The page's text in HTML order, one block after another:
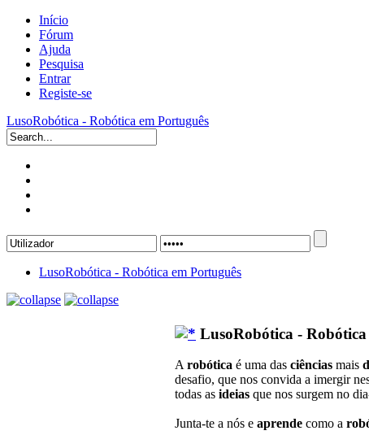
Início
Fórum
Ajuda
Pesquisa
Entrar
Registe-se
LusoRobótica - Robótica em Português
LusoRobótica - Robótica em Português
LusoRobótica -
Arobótica é uma das ciências mais
desafio, que nos convida a imergir
todas as ideias que nos surgem no
Junta-te a nós e aprende como a